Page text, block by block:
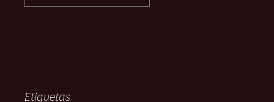
Etiquetas